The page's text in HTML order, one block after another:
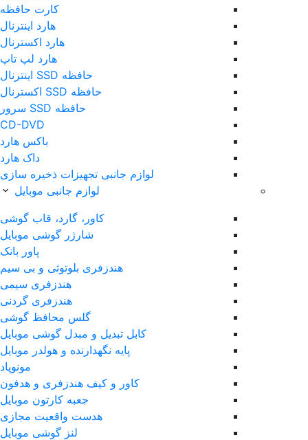
کارت حافظه
هارد اینترنال
هارد اکسترنال
هارد لپ تاپ
حافظه SSD اینترنال
حافظه SSD اکسترنال
حافظه SSD سرور
CD-DVD
باکس هارد
داک هارد
لوازم جانبی تجهیزات ذخیره سازی
لوازم جانبی موبایل
کاور، گارد، قاب گوشی
شارژر گوشی موبایل
پاور بانک
هندزفری بلوتوثی و بی سیم
هندزفری سیمی
هندزفری گردنی
گلس محافظ گوشی
کابل تبدیل و مبدل گوشی موبایل
پایه نگهدارنده و هولدر موبایل
مونوپاد
کاور و کیف هندزفری و هدفون
جعبه کارتون موبایل
هدست واقعیت مجازی
لنز گوشی موبایل